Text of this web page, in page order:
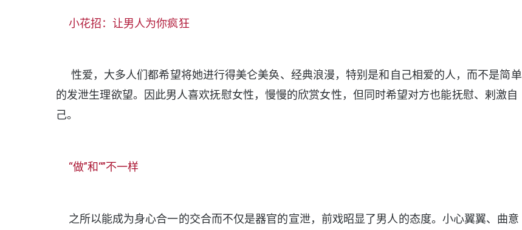
小花招：让男人为你疯狂
性爱，大多人们都希望将她进行得美仑美奂、经典浪漫，特别是和自己相爱的人，而不是简单
的发泄生理欲望。因此男人喜欢抚慰女性，慢慢的欣赏女性，但同时希望对方也能抚慰、剌激自
己。
“做”和“”不一样
之所以能成为身心合一的交合而不仅是器官的宣泄，前戏昭显了男人的态度。小心翼翼、曲意